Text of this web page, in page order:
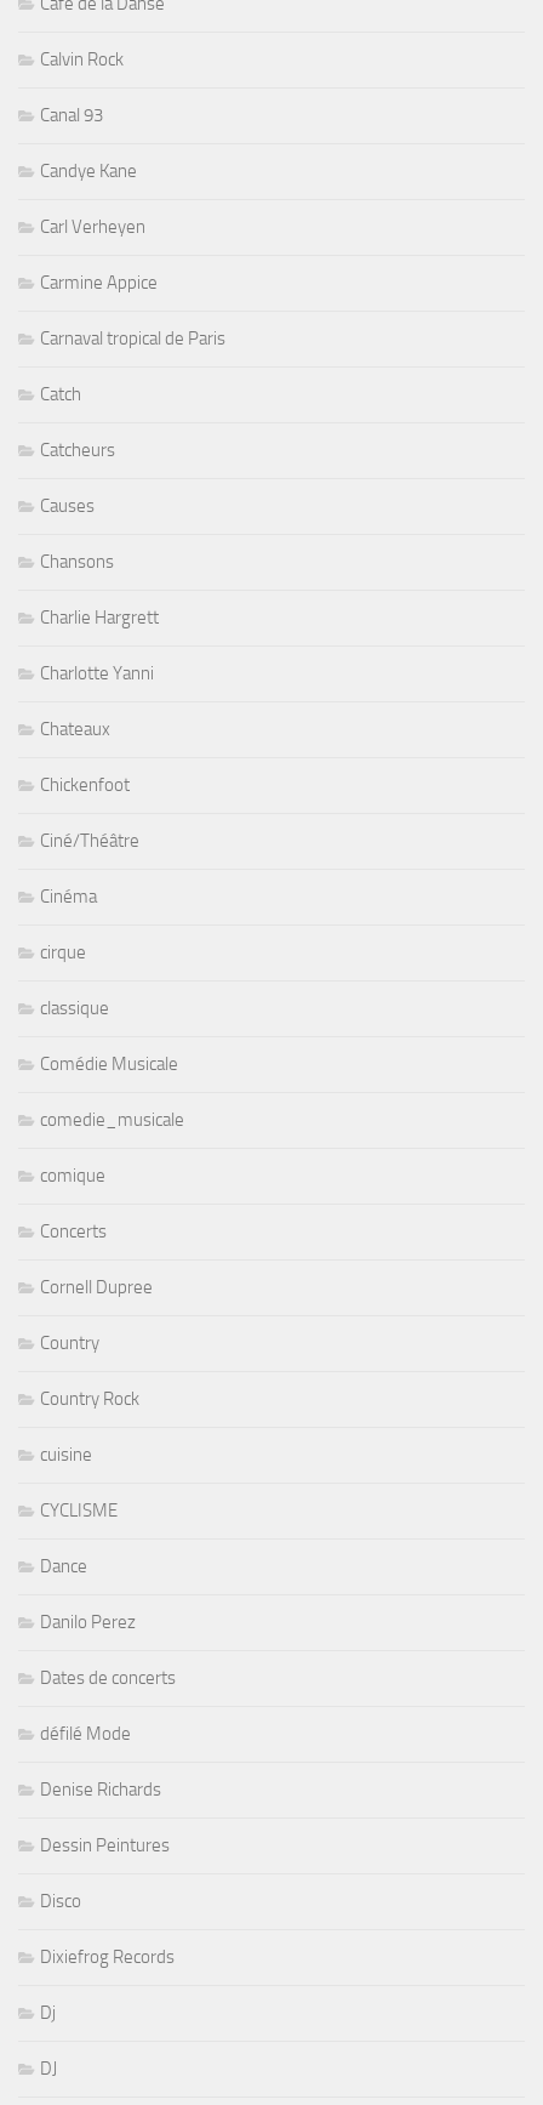
Calvin Rock
Canal 93
Candye Kane
Carl Verheyen
Carmine Appice
Carnaval tropical de Paris
Catch
Catcheurs
Causes
Chansons
Charlie Hargrett
Charlotte Yanni
Chateaux
Chickenfoot
Ciné/Théâtre
Cinéma
cirque
classique
Comédie Musicale
comedie_musicale
comique
Concerts
Cornell Dupree
Country
Country Rock
cuisine
CYCLISME
Dance
Danilo Perez
Dates de concerts
défilé Mode
Denise Richards
Dessin Peintures
Disco
Dixiefrog Records
Dj
DJ